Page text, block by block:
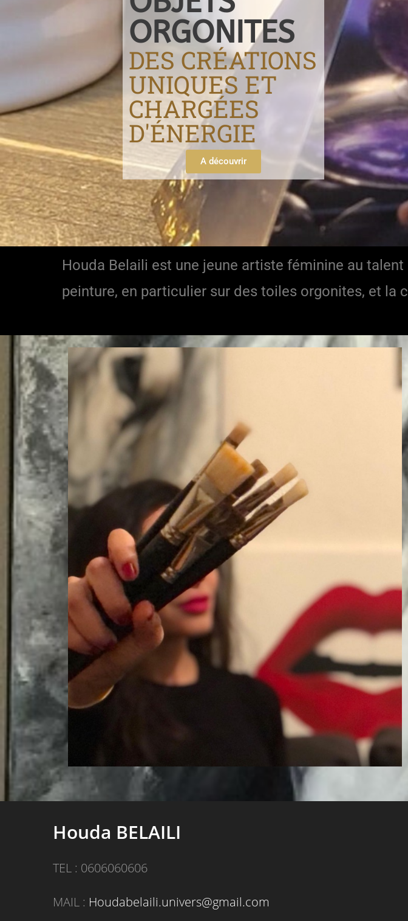
ORGONITES
DES CRÉATIONS
UNIQUES ET
CHARGÉES
D'ÉNERGIE
A découvrir
Houda Belaili est une jeune artiste féminine au
peinture, en particulier sur des toiles orgonites, et la
Houda BELAILI
TEL : 0606060606
MAIL : Houdabelaili.univers@gmail.com